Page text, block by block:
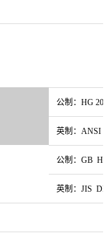
公制：HG
英制：ANSI
公制：GB
英制：JIS